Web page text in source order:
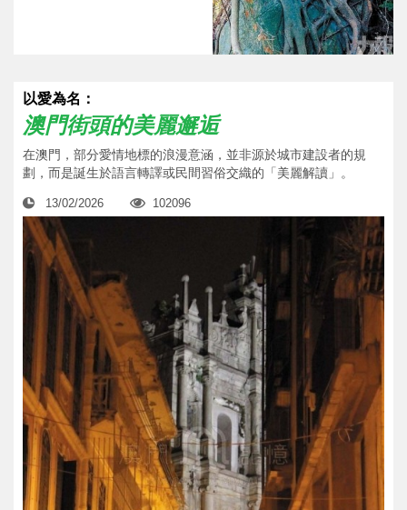
以愛為名：
澳門街頭的美麗邂逅
在澳門，部分愛情地標的浪漫意涵，並非源於城市建設者的規
劃，而是誕生於語言轉譯或民間習俗交織的「美麗解讀」。
13/02/2026 102096